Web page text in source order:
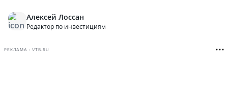
Алексей Лоссан
Редактор по инвестициям
РЕКЛАМА • VTB.RU